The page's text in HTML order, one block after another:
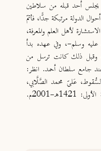
وعمره 14 سنة، ولم يجلس أحد قبله من سلاطين
الدولة مرتبكة جدًّا، فأتمّ
لأهل العلم والمعرفة،
عليه وسلم-، وفي عهده بدأ
وقبل ذلك كانت ترسل من
في 1617م ودفن عند جامع سلطان أحمد. انظر:
عَليّ محمد الصَّلَّابي،
دار التوزيع والنشر الإسلامية، مصر، الطبعة الأولى: 1421هـ-2001م.